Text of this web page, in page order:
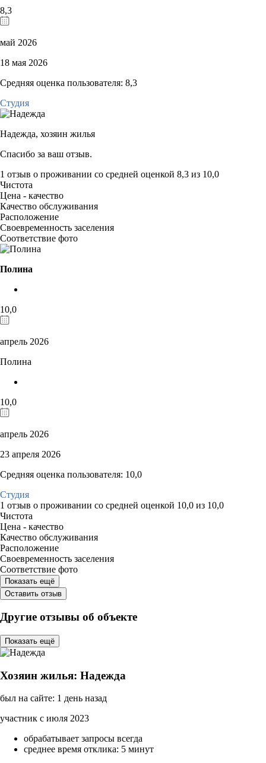
8,3
май 2026
18 мая 2026
Средняя оценка пользователя: 8,3
Студия
Надежда, хозяин жилья
Спасибо за ваш отзыв.
1 отзыв о проживании со средней оценкой 8,3 из 10,0
Чистота
Цена - качество
Качество обслуживания
Расположение
Своевременность заселения
Соответствие фото
Полина
10,0
апрель 2026
Полина
10,0
апрель 2026
23 апреля 2026
Средняя оценка пользователя: 10,0
Студия
1 отзыв о проживании со средней оценкой 10,0 из 10,0
Чистота
Цена - качество
Качество обслуживания
Расположение
Своевременность заселения
Соответствие фото
Показать ещё
Оставить отзыв
Другие отзывы об объекте
Показать ещё
Хозяин жилья: Надежда
был на сайте: 1 день назад
участник с июля 2023
обрабатывает запросы всегда
среднее время отклика: 5 минут